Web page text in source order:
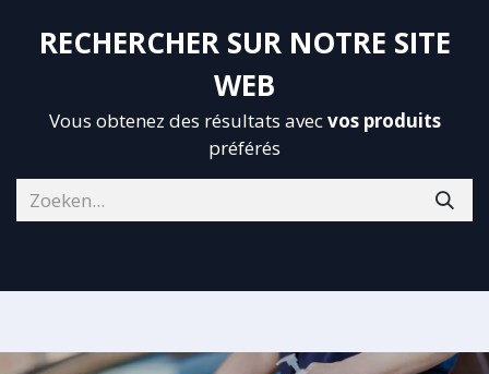
RECHERCHER SUR NOTRE SITE
WEB
Vous obtenez des résultats avecvos produits
préférés